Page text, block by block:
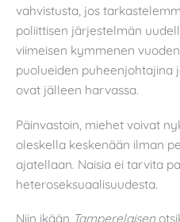
vahvistusta, jos
poliittisen järjestelmän
viimeisen kymmenen
puolueiden puheenjohtajina
ovat jälleen harvassa.
Päinvastoin, miehet voivat
oleskella keskenään ilman
ajatellaan. Naisia ei tarvita
heteroseksuaalisuudesta.
Niin ikään Tamperelaisen